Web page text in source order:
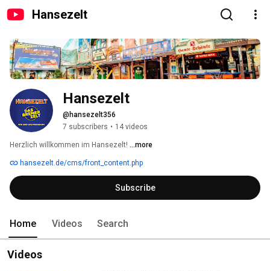
Hansezelt
Hansezelt
@hansezelt356
7 subscribers • 14 videos
Herzlich willkommen im Hansezelt! ...more
hansezelt.de/cms/front_content.php
Subscribe
Home Videos Search
Videos